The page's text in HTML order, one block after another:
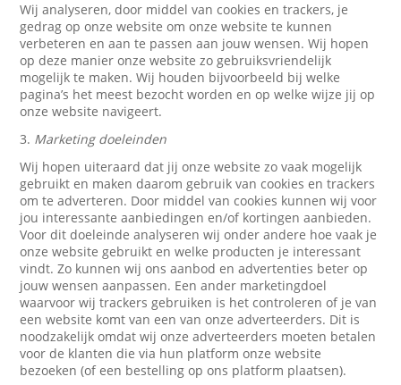
Wij analyseren, door middel van cookies en trackers, je
gedrag op onze website om onze website te kunnen
verbeteren en aan te passen aan jouw wensen. Wij hopen
op deze manier onze website zo gebruiksvriendelijk
mogelijk te maken. Wij houden bijvoorbeeld bij welke
pagina’s het meest bezocht worden en op welke wijze jij op
onze website navigeert.
3. Marketing doeleinden
Wij hopen uiteraard dat jij onze website zo vaak mogelijk
gebruikt en maken daarom gebruik van cookies en trackers
om te adverteren. Door middel van cookies kunnen wij voor
jou interessante aanbiedingen en/of kortingen aanbieden.
Voor dit doeleinde analyseren wij onder andere hoe vaak je
onze website gebruikt en welke producten je interessant
vindt. Zo kunnen wij ons aanbod en advertenties beter op
jouw wensen aanpassen. Een ander marketingdoel
waarvoor wij trackers gebruiken is het controleren of je van
een website komt van een van onze adverteerders. Dit is
noodzakelijk omdat wij onze adverteerders moeten betalen
voor de klanten die via hun platform onze website
bezoeken (of een bestelling op ons platform plaatsen).